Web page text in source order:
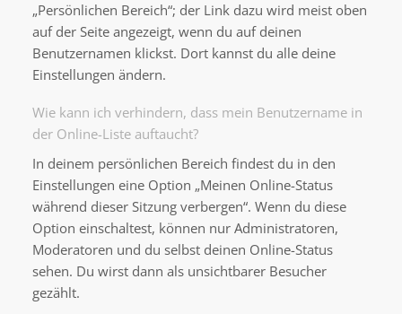
„Persönlichen Bereich“; der Link dazu wird meist oben
auf der Seite angezeigt, wenn du auf deinen
Benutzernamen klickst. Dort kannst du alle deine
Einstellungen ändern.
Wie kann ich verhindern, dass mein Benutzername in
der Online-Liste auftaucht?
In deinem persönlichen Bereich findest du in den
Einstellungen eine Option „Meinen Online-Status
während dieser Sitzung verbergen“. Wenn du diese
Option einschaltest, können nur Administratoren,
Moderatoren und du selbst deinen Online-Status
sehen. Du wirst dann als unsichtbarer Besucher
gezählt.